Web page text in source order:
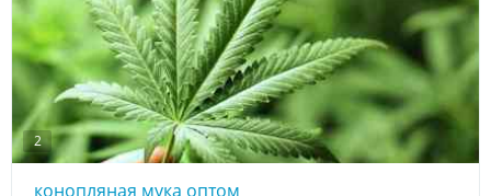
2
конопляная мука оптом